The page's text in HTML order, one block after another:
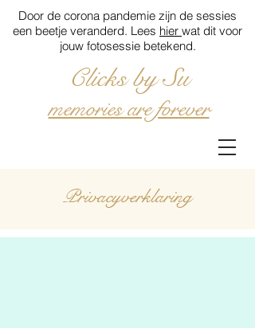
Clicks by Su
memories are forever
Door de corona pandemie zijn de sessies
een beetje veranderd. Lees hier wat dit voor
jouw fotosessie betekend.
Privacyverklaring